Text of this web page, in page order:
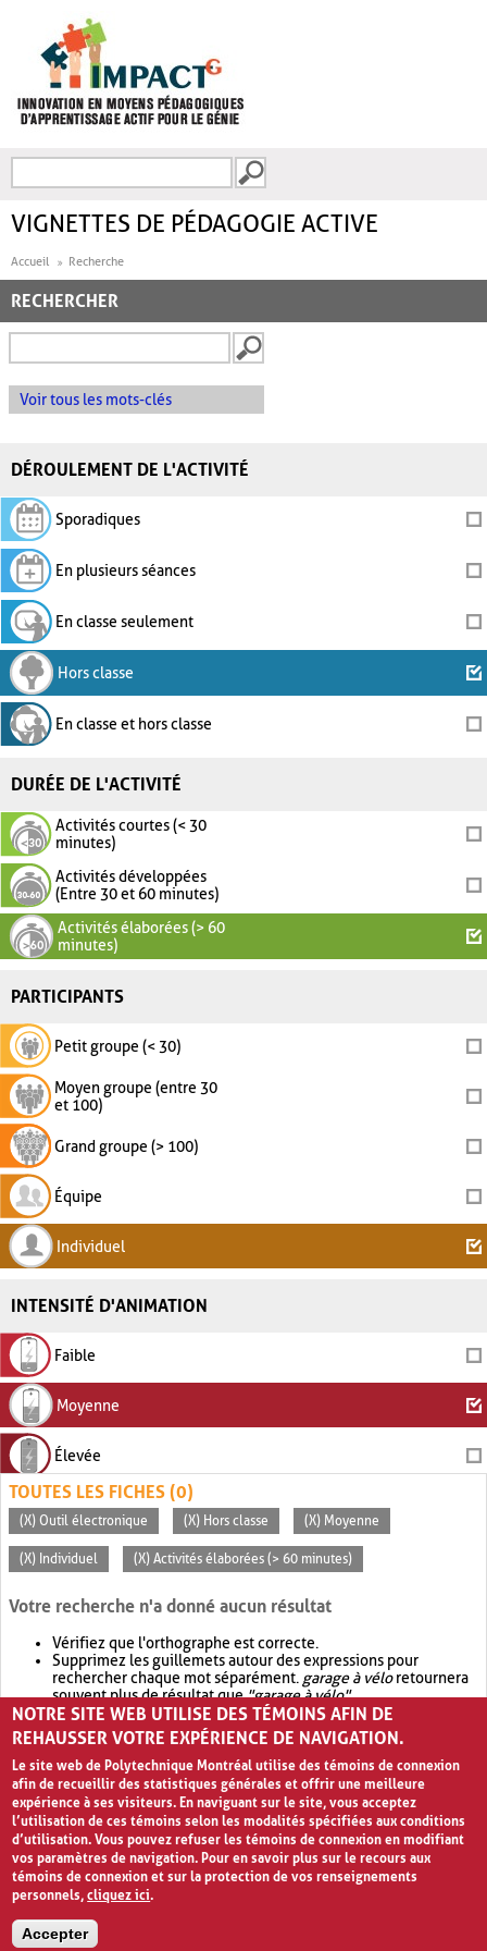
FORMULAIRE DE
VIGNETTES DE PÉDAGOGIE ACTIVE
Accueil Recherche
RECHERCHER
Voir tous les mots-clés
DÉROULEMENT DE L'ACTIVITÉ
Sporadiques
En plusieurs séances
En classe seulement
Hors classe
En classe et hors classe
DURÉE DE L'ACTIVITÉ
Activités courtes (< 30
minutes)
Activités développées
(Entre 30 et 60 minutes)
Activités élaborées (> 60
minutes)
PARTICIPANTS
Petit groupe (< 30)
Moyen groupe (entre 30
et 100)
Grand groupe (> 100)
Équipe
Individuel
INTENSITÉ D'ANIMATION
Faible
Moyenne
Élevée
TOUTES LES FICHES (0)
(X) Outil électronique (X) Hors classe (X) Moyenne
(X) Individuel (X) Activités élaborées (> 60 minutes)
Votre recherche n'a donné aucun résultat
Vérifiez que l'orthographe est correcte.
Supprimez les guillemets autour des expressions pour
rechercher chaque mot séparément. garage à véloretournera
souvent plus de résultat que"garage à vélo".
Envisagez d'élargir votre recherche avec OR.garage OR vélo
retournera souvent plus de résultat quegarage à vélo
NOTRE SITE WEB UTILISE DES TÉMOINS AFIN DE
REHAUSSER VOTRE EXPÉRIENCE DE NAVIGATION.
Le site web de Polytechnique Montréal utilise des témoins de connexion
afin de recueillir des statistiques générales et offrir une meilleure
expérience à ses visiteurs. En naviguant sur le site, vous acceptez
l’utilisation de ces témoins selon les modalités spécifiées aux conditions
d’utilisation. Vous pouvez refuser les témoins de connexion en modifiant
vos paramètres de navigation. Pour en savoir plus sur le recours aux
témoins de connexion et sur la protection de vos renseignements
personnels,cliquez ici.
Accepter